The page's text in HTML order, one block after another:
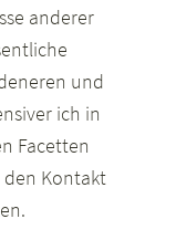
anderer
und
ich in
Facetten
den Kontakt